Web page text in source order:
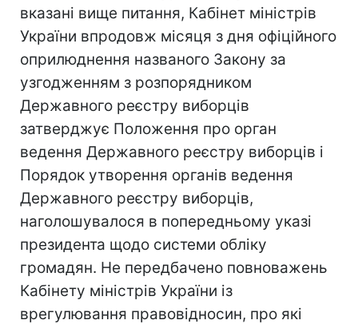
вказані вище питання, Кабінет міністрів
України впродовж місяця з дня офіційного
оприлюднення названого Закону за
узгодженням з розпорядником
Державного реєстру виборців
затверджує Положення про орган
ведення Державного реєстру виборців і
Порядок утворення органів ведення
Державного реєстру виборців,
наголошувалося в попередньому указі
президента щодо системи обліку
громадян. Не передбачено повноважень
Кабінету міністрів України із
врегулювання правовідносин, про які